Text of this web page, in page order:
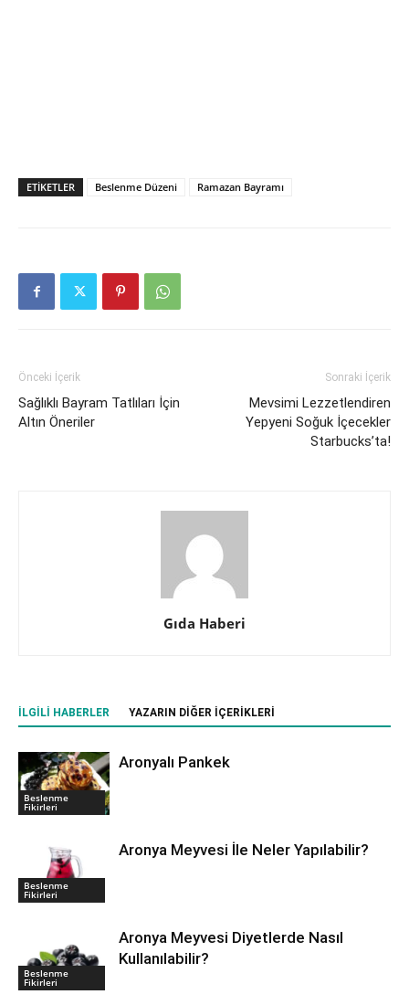
ETIKETLER Beslenme Düzeni Ramazan Bayramı
Önceki İçerik
Sağlıklı Bayram Tatlıları İçin
Altın Öneriler
Sonraki İçerik
Mevsimi Lezzetlendiren
Yepyeni Soğuk İçecekler
Starbucks’ta!
Gıda Haberi
İLGILI HABERLER YAZARIN DIĞER İÇERIKLERI
Beslenme
Fikirleri
Aronyalı Pankek
Beslenme
Fikirleri
Aronya Meyvesi İle Neler Yapılabilir?
Beslenme
Fikirleri
Aronya Meyvesi Diyetlerde Nasıl
Kullanılabilir?